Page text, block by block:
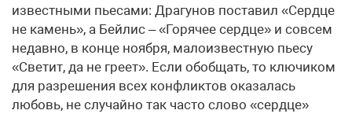
известными пьесами: Драгунов поставил «Сердце
не камень», а Бейлис – «Горячее сердце» и совсем
недавно, в конце ноября, малоизвестную пьесу
«Светит, да не греет». Если обобщать, то ключиком
для разрешения всех конфликтов оказалась
любовь, не случайно так часто слово «сердце»